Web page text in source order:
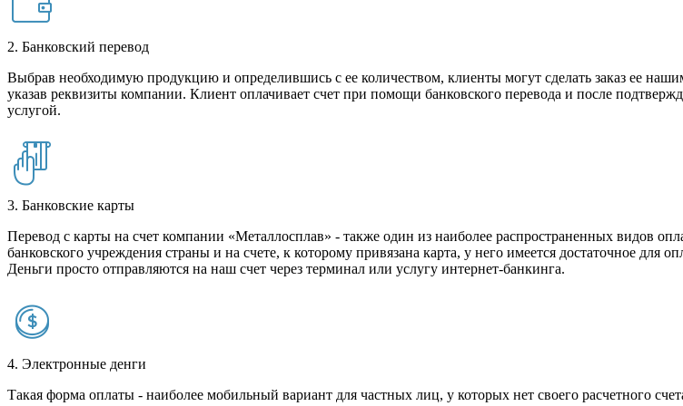
2. Банковский перевод
Выбрав необходимую продукцию и определившись с ее количеством, клиенты могут сделать заказ ее
указав реквизиты компании. Клиент оплачивает счет при помощи банковского перевода и после
услугой.
3. Банковские карты
Перевод с карты на счет компании «Металлосплав» - также один из наиболее распространенных видов
банковского учреждения страны и на счете, к которому привязана карта, у него имеется достаточное для
Деньги просто отправляются на наш счет через терминал или услугу интернет-банкинга.
4. Электронные денги
Такая форма оплаты - наиболее мобильный вариант для частных лиц, у которых нет своего расчетного